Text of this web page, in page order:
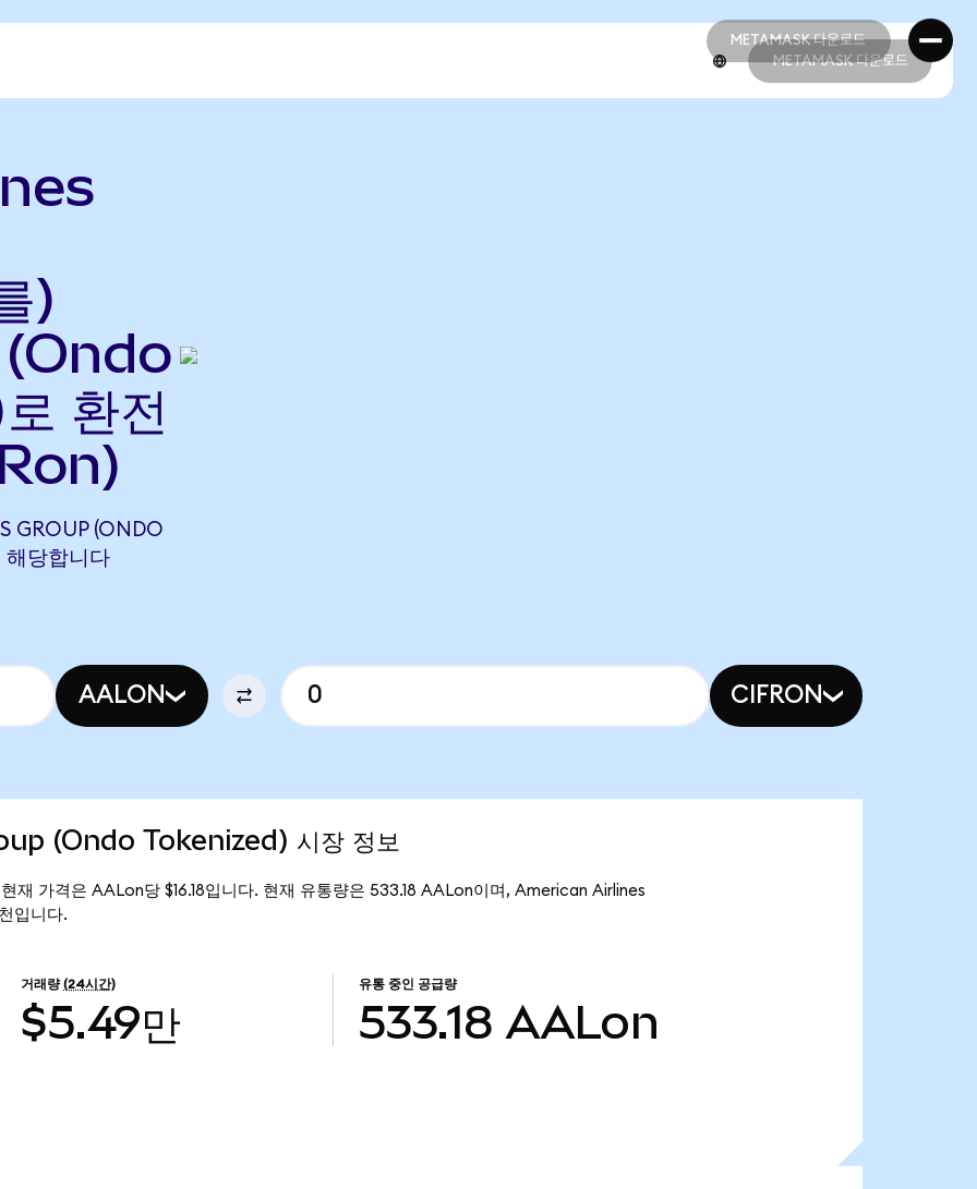
METAMASK 다운로드
METAMASK 다운로드
METAMASK 다운로드
)
환전
GROUP (ONDO
해당합니다
AALON CIFRON
(Ondo Tokenized) 시장 정보
가격은 AALon당 $16.18입니다. 현재 유통량은 533.18 AALon이며, American Airlines
입니다.
거래량 (24시간)
$5.49만
유통 중인 공급량
533.18 AALon